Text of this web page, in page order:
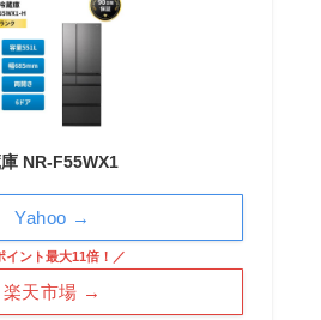
NR-F55WX1
イント最大11倍！／
楽天市場 →
Yahoo →